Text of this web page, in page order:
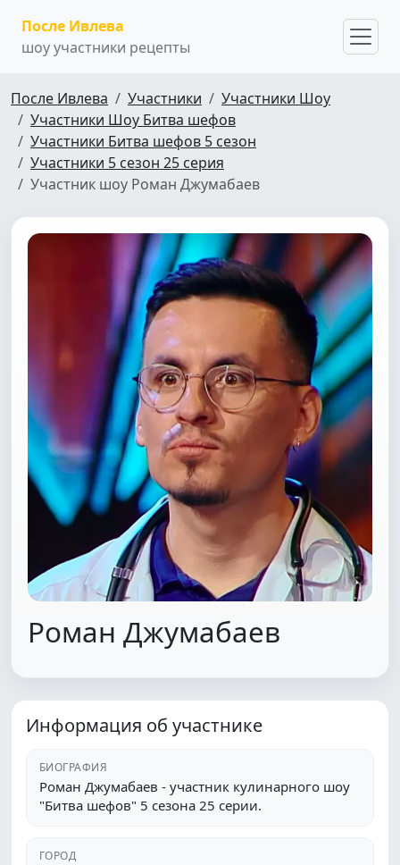
После Ивлева
шоу участники рецепты
После Ивлева Участники
Участники Шоу
Участники Шоу Битва шефов
Участники Битва шефов 5 сезон
Участники 5 сезон 25 серия
Участник шоу Роман Джумабаев
Роман Джумабаев
Информация об участнике
БИОГРАФИЯ
Роман Джумабаев - участник кулинарного шоу
"Битва шефов" 5 сезона 25 серии.
ГОРОД